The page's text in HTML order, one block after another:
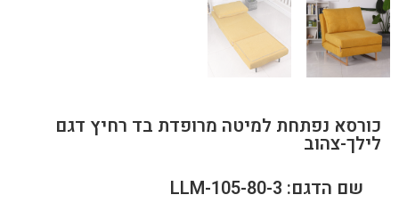
כורסא נפתחת למיטה מרופדת בד רחיץ דגם
לילך-צהוב
שם הדגם: LLM-105-80-3